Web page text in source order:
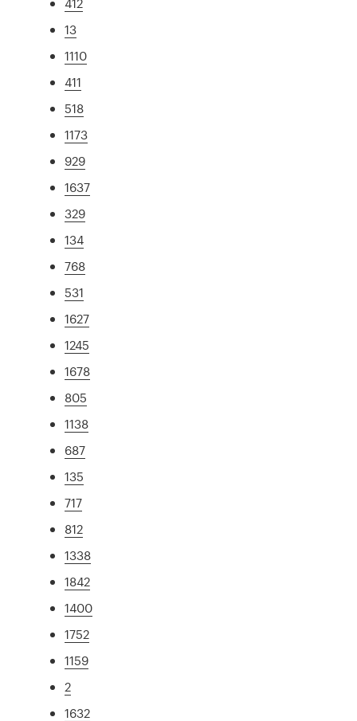
13
1110
411
518
1173
929
1637
329
134
768
531
1627
1245
1678
805
1138
687
135
717
812
1338
1842
1400
1752
1159
2
1632